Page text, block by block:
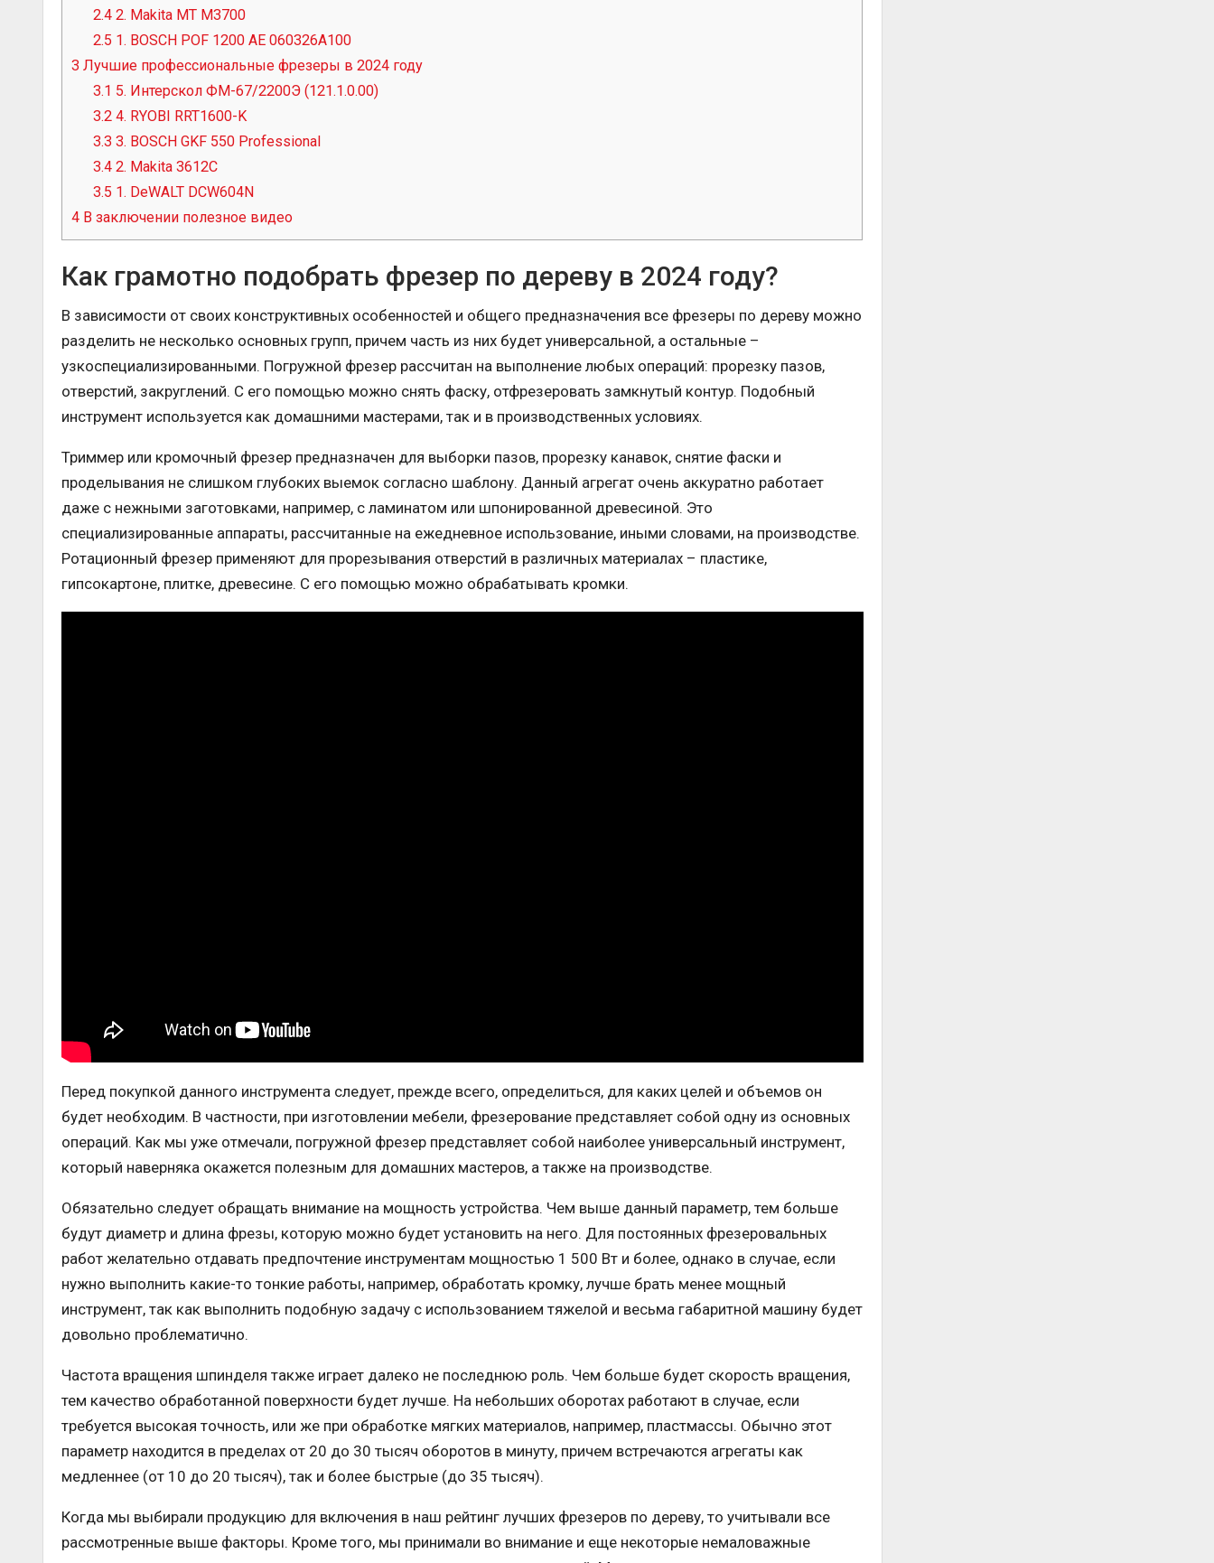
2.4 2. Makita MT M3700
2.5 1. BOSCH POF 1200 AE 060326A100
3 Лучшие профессиональные фрезеры в 2024 году
3.1 5. Интерскол ФМ-67/2200Э (121.1.0.00)
3.2 4. RYOBI RRT1600-K
3.3 3. BOSCH GKF 550 Professional
3.4 2. Makita 3612C
3.5 1. DeWALT DCW604N
4 В заключении полезное видео
Как грамотно подобрать фрезер по дереву в 2024 году?
В зависимости от своих конструктивных особенностей и общего предназначения все фрезеры по дереву можно
разделить не несколько основных групп, причем часть из них будет универсальной, а остальные –
узкоспециализированными. Погружной фрезер рассчитан на выполнение любых операций: прорезку пазов,
отверстий, закруглений. С его помощью можно снять фаску, отфрезеровать замкнутый контур. Подобный
инструмент используется как домашними мастерами, так и в производственных условиях.
Триммер или кромочный фрезер предназначен для выборки пазов, прорезку канавок, снятие фаски и
проделывания не слишком глубоких выемок согласно шаблону. Данный агрегат очень аккуратно работает
даже с нежными заготовками, например, с ламинатом или шпонированной древесиной. Это
специализированные аппараты, рассчитанные на ежедневное использование, иными словами, на производстве.
Ротационный фрезер применяют для прорезывания отверстий в различных материалах – пластике,
гипсокартоне, плитке, древесине. С его помощью можно обрабатывать кромки.
Перед покупкой данного инструмента следует, прежде всего, определиться, для каких целей и объемов он
будет необходим. В частности, при изготовлении мебели, фрезерование представляет собой одну из основных
операций. Как мы уже отмечали, погружной фрезер представляет собой наиболее универсальный инструмент,
который наверняка окажется полезным для домашних мастеров, а также на производстве.
Обязательно следует обращать внимание на мощность устройства. Чем выше данный параметр, тем больше
будут диаметр и длина фрезы, которую можно будет установить на него. Для постоянных фрезеровальных
работ желательно отдавать предпочтение инструментам мощностью 1 500 Вт и более, однако в случае, если
нужно выполнить какие-то тонкие работы, например, обработать кромку, лучше брать менее мощный
инструмент, так как выполнить подобную задачу с использованием тяжелой и весьма габаритной машину будет
довольно проблематично.
Частота вращения шпинделя также играет далеко не последнюю роль. Чем больше будет скорость вращения,
тем качество обработанной поверхности будет лучше. На небольших оборотах работают в случае, если
требуется высокая точность, или же при обработке мягких материалов, например, пластмассы. Обычно этот
параметр находится в пределах от 20 до 30 тысяч оборотов в минуту, причем встречаются агрегаты как
медленнее (от 10 до 20 тысяч), так и более быстрые (до 35 тысяч).
Когда мы выбирали продукцию для включения в наш рейтинг лучших фрезеров по дереву, то учитывали все
рассмотренные выше факторы. Кроме того, мы принимали во внимание и еще некоторые немаловажные